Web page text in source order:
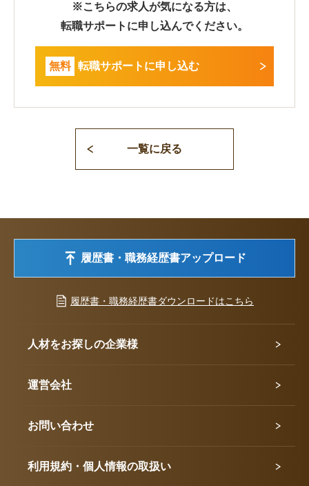
※こちらの求人が気になる方は、
転職サポートに申し込んでください。
無料 転職サポートに申し込む
一覧に戻る
履歴書・職務経歴書アップロード
履歴書・職務経歴書ダウンロードはこちら
人材をお探しの企業様
運営会社
お問い合わせ
利用規約・個人情報の取扱い